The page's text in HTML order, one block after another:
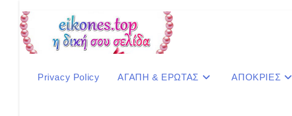
content
Privacy Policy ΑΓΑΠΗ & ΕΡΩΤΑΣ ΑΠΟΚΡΙΕΣ